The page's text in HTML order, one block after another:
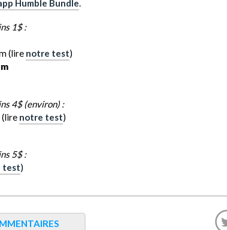
Humble Bundle.
1$ :
(lire notre test)
4$ (environ) :
(lire notre test)
5$ :
test)